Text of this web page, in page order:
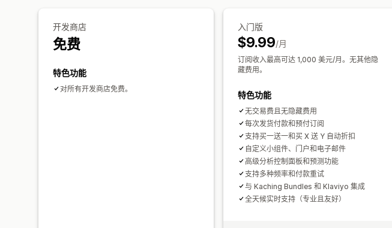
开发商店
免费
特色功能
对所有开发商店免费。
入门版
$9.99/月
订阅收入最高可达 1,000 美元/月。无其他隐
藏费用。
特色功能
无交易费且无隐藏费用
每次发货付款和预付订阅
支持买一送一和买 X 送 Y 自动折扣
自定义小组件、门户和电子邮件
高级分析控制面板和预测功能
支持多种频率和付款重试
与 Kaching Bundles 和 Klaviyo 集成
全天候实时支持（专业且友好）